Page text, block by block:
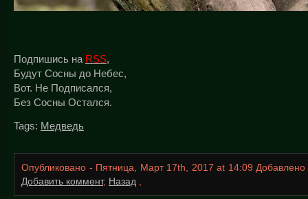
Подпишись на RSS,
Будут Сосны до Небес,
Вот. Не Подписался,
Без Сосны Остался.
Tags: Медведь
Опубликовано - Пятница, Март 17th, 2017 at 14:09
Добавить коммент, Назад